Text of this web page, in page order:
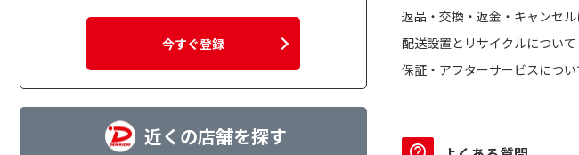
今すぐ登録
近くの店舗を探す
返品・交換・返金・キャンセル
配送設置とリサイクルについて
保証・アフターサービスについ